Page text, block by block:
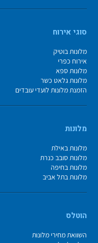
סוגי אירוח
מלונות בוטיק
אירוח כפרי
מלונות ספא
מלונות גלאט כשר
הזמנת מלונות לועדי עובדים
מלונות
מלונות באילת
מלונות סובב כנרת
מלונות בחיפה
מלונות בתל אביב
הוטלס
השוואת מחירי מלונות